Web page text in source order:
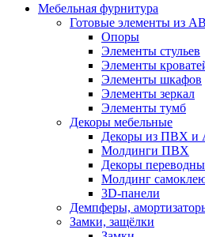
Мебельная фурнитура
Готовые элементы из
Опоры
Элементы стульев
Элементы
Элементы шкафов
Элементы зеркал
Элементы тумб
Декоры мебельные
Декоры из ПВХ и
Молдинги ПВХ
Декоры
Молдинг
3D-панели
Демпферы,
Замки, защёлки